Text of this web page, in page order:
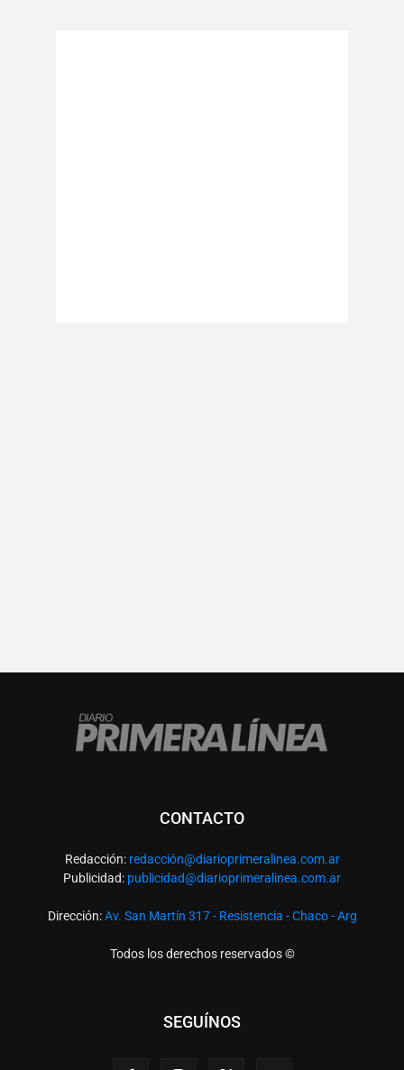
CONTACTO
Redacción: redacción@diarioprimeralinea.com.ar
Publicidad: publicidad@diarioprimeralinea.com.ar
Dirección:Av. San Martín 317 - Resistencia - Chaco - Arg
Todos los derechos reservados ©
SEGUÍNOS